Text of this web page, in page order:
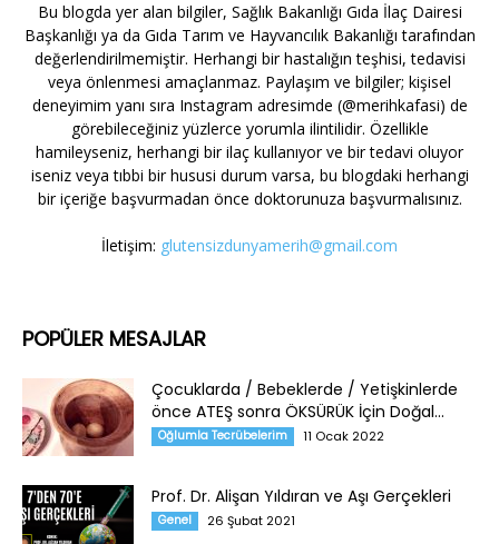
Bu blogda yer alan bilgiler, Sağlık Bakanlığı Gıda İlaç Dairesi
Başkanlığı ya da Gıda Tarım ve Hayvancılık Bakanlığı tarafından
değerlendirilmemiştir. Herhangi bir hastalığın teşhisi, tedavisi
veya önlenmesi amaçlanmaz. Paylaşım ve bilgiler; kişisel
deneyimim yanı sıra Instagram adresimde (@merihkafasi) de
görebileceğiniz yüzlerce yorumla ilintilidir. Özellikle
hamileyseniz, herhangi bir ilaç kullanıyor ve bir tedavi oluyor
iseniz veya tıbbi bir hususi durum varsa, bu blogdaki herhangi
bir içeriğe başvurmadan önce doktorunuza başvurmalısınız.
İletişim: glutensizdunyamerih@gmail.com
POPÜLER MESAJLAR
Çocuklarda / Bebeklerde / Yetişkinlerde
önce ATEŞ sonra ÖKSÜRÜK İçin Doğal...
Oğlumla Tecrübelerim 11 Ocak 2022
Prof. Dr. Alişan Yıldıran ve Aşı Gerçekleri
Genel 26 Şubat 2021